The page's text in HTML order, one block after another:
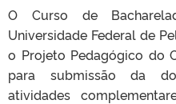
O Curso de
Universidade Federal de
o Projeto Pedagógico do
para submissão da
atividades